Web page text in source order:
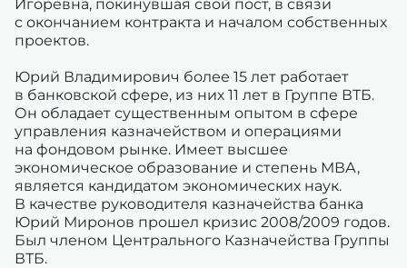
Игоревна, покинувшая свой пост, в связи
с окончанием контракта и началом собственных
проектов.
Юрий Владимирович более 15 лет работает
в банковской сфере, из них 11 лет в Группе ВТБ.
Он обладает существенным опытом в сфере
управления казначейством и операциями
на фондовом рынке. Имеет высшее
экономическое образование и степень МВА,
является кандидатом экономических наук.
В качестве руководителя казначейства банка
Юрий Миронов прошел кризис 2008/2009 годов.
Был членом Центрального Казначейства Группы
ВТБ.